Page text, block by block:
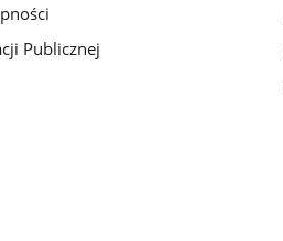
Publicznej